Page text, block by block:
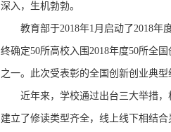
深入，生机勃勃。
教育部于2018年1月启动了2018
终确定50所高校入围2018年度50所全
之一。此次受表彰的全国创新创业典
近年来，学校通过出台三大举措
建立了修读类型齐全，线上线下相结